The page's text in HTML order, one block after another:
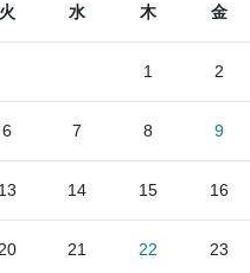
火 水 木 金
1 2
6 7 8 9
13 14 15 16
20 21 22 23